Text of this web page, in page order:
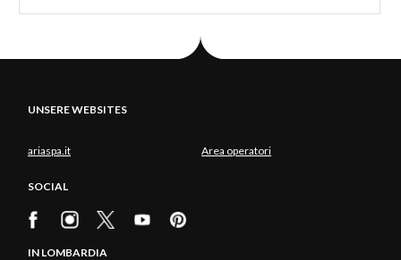
UNSERE WEBSITES
ariaspa.it Area operatori
SOCIAL
IN LOMBARDIA